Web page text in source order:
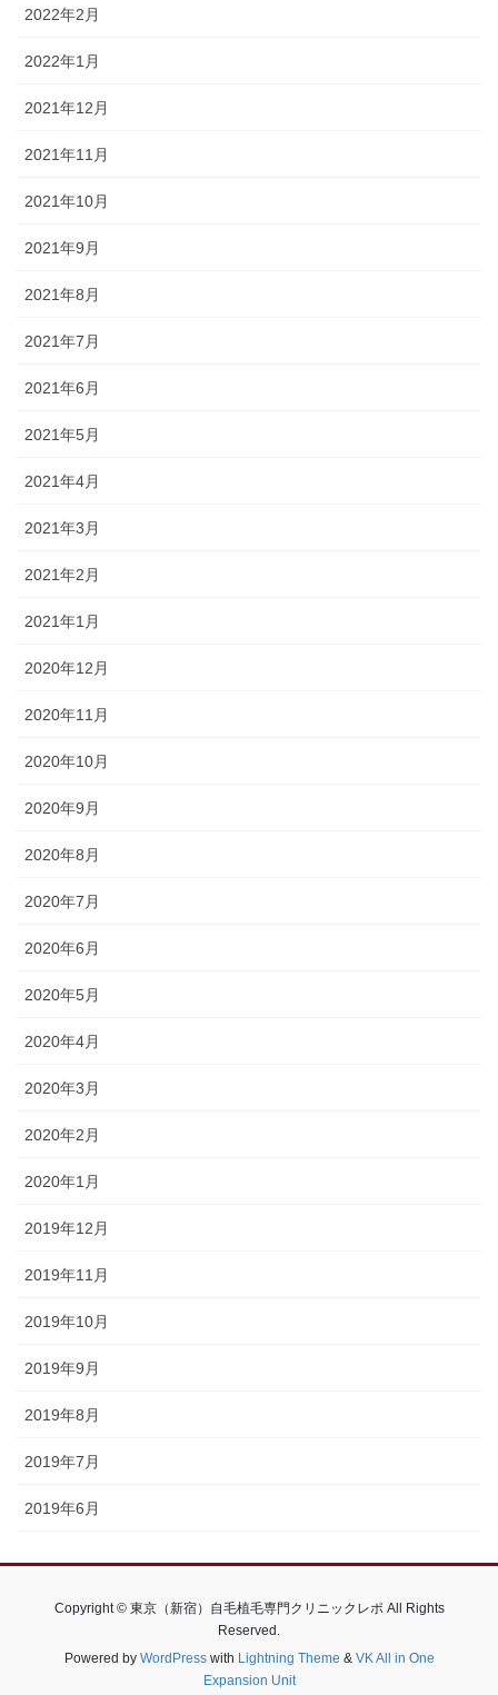
2022年2月
2022年1月
2021年12月
2021年11月
2021年10月
2021年9月
2021年8月
2021年7月
2021年6月
2021年5月
2021年4月
2021年3月
2021年2月
2021年1月
2020年12月
2020年11月
2020年10月
2020年9月
2020年8月
2020年7月
2020年6月
2020年5月
2020年4月
2020年3月
2020年2月
2020年1月
2019年12月
2019年11月
2019年10月
2019年9月
2019年8月
2019年7月
2019年6月
Copyright © 東京（新宿）自毛植毛専門クリニックレポ All Rights
Reserved.
Powered by WordPresswith Lightning Theme & VK All in One
Expansion Unit